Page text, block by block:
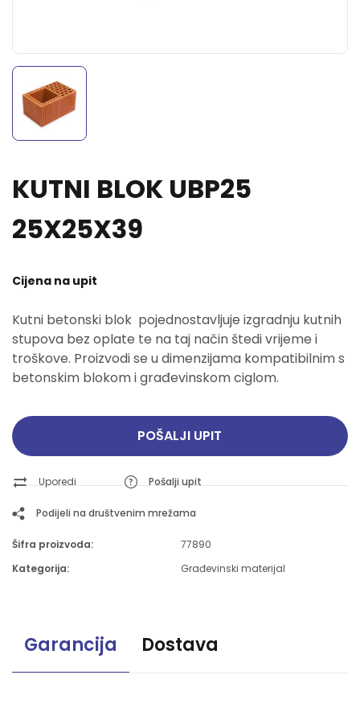
KUTNI BLOK UBP25
25X25X39
Cijena na upit
Kutni betonski blok pojednostavljuje izgradnju kutnih
stupova bez oplate te na taj način štedi vrijeme i
troškove. Proizvodi se u dimenzijama kompatibilnim s
betonskim blokom i građevinskom ciglom.
POŠALJI UPIT
Uporedi Pošalji upit
Podijeli na društvenim mrežama
Šifra proizvoda:
77890
Kategorija:
Građevinski materijal
Garancija Dostava